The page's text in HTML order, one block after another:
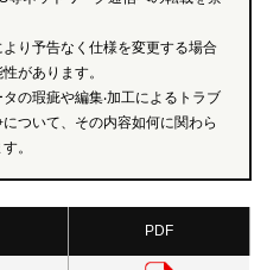
り予告なく仕様を変更する場合
があります。
の瑕疵や編集‧加工によるトラブ
ついて、その内容如何に関わら
。
PDF